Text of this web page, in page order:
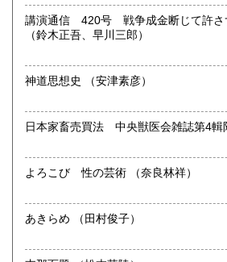
沖縄県 1,270円
定休日：不定休
書籍の買取について
古い本を買取いたします。和本から明
近代文学(小説・詩集・歌集・句集)、
衆小説、美術書、宗教書、児童書、雑
す。お気軽にご相談ください。
取り扱い分野
美術工芸、国語国文、外国文学、趣味
講演通信 420号 戦争成金断じて許さ
（鈴木正吾、早川三郎）
神道思想史 （安津素彦）
よろこび 性の芸術 （奈良林祥）
あきらめ （田村俊子）